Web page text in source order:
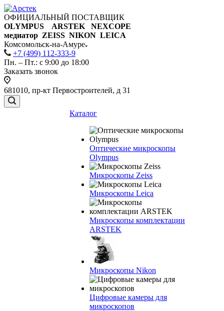
ОФИЦИАЛЬНЫЙ ПОСТАВЩИК
OLYMPUS ARSTEK NEXCOPE
медиатор ZEISS NIKON LEICA
Комсомольск-на-Амуре
+7 (499) 112-333-9
Пн. – Пт.: с 9:00 до 18:00
Заказать звонок
681010, пр-кт Первостроителей, д 31
Каталог
Оптические микроскопы
Olympus
Микроскопы Zeiss
Микроскопы Leica
Микроскопы комплектации
ARSTEK
Микроскопы Nikon
Цифровые камеры для
микроскопов